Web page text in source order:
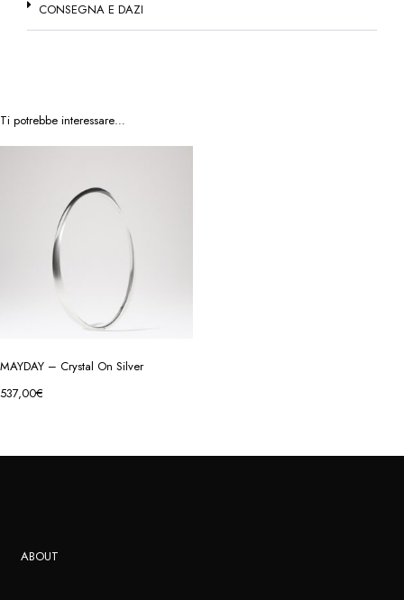
CONSEGNA E DAZI
Ti potrebbe interessare…
MAYDAY – Crystal On Silver
537,00€
ABOUT